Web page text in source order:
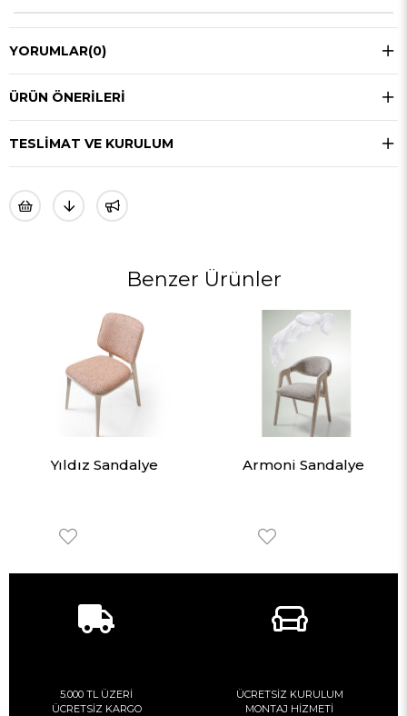
YORUMLAR(0)
ÜRÜN ÖNERILERI
TESLIMAT VE KURULUM
Benzer Ürünler
Yıldız Sandalye Armoni Sandalye
5.000 TL ÜZERİ
ÜCRETSİZ KARGO
ÜCRETSİZ KURULUM
MONTAJ HİZMETİ